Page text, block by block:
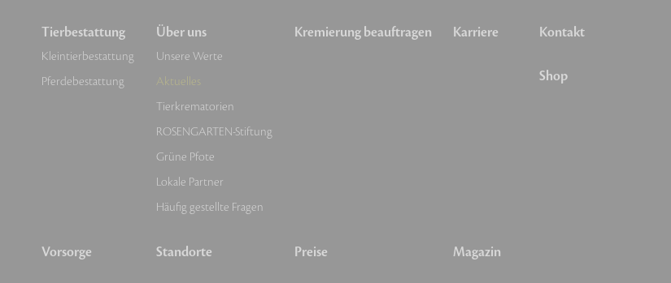
Tierbestattung
Kleintierbestattung
Pferdebestattung
Vorsorge
Über uns
Unsere Werte
Aktuelles
Tierkrematorien
ROSENGARTEN-Stiftung
Grüne Pfote
Lokale Partner
Häufig gestellte Fragen
Standorte
Kremierung beauftragen
Preise
Karriere
Magazin
Kontakt
Shop